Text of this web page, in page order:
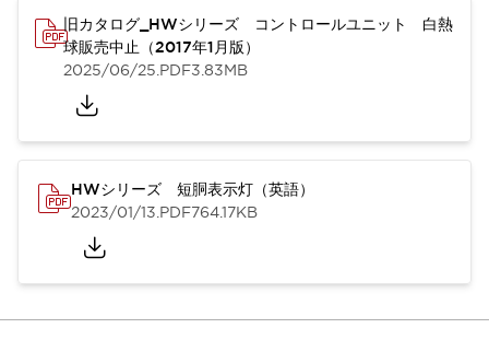
旧カタログ_HWシリーズ コントロールユニット 白熱
球販売中止（2017年1月版）
2025/06/25.PDF3.83MB
HWシリーズ 短胴表示灯（英語）
2023/01/13.PDF764.17KB